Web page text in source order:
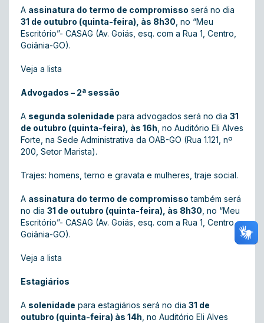
A assinatura do termo de compromisso será no dia
31 de outubro (quinta-feira), às 8h30 , no “Meu
Escritório”- CASAG (Av. Goiás, esq. com a Rua 1, Centro,
Goiânia-GO).
Veja a lista
Advogados – 2ª sessão
A segunda solenidade para advogados será no dia 31
de outubro (quinta-feira), às 16h , no Auditório Eli Alves
Forte, na Sede Administrativa da OAB-GO (Rua 1.121, nº
200, Setor Marista).
Trajes: homens, terno e gravata e mulheres, traje social.
A assinatura do termo de compromisso também será
no dia 31 de outubro (quinta-feira), às 8h30 , no “Meu
Escritório”- CASAG (Av. Goiás, esq. com a Rua 1, Centro,
Goiânia-GO).
Veja a lista
Estagiários
A solenidade para estagiários será no dia 31 de
outubro (quinta-feira) às 14h , no Auditório Eli Alves